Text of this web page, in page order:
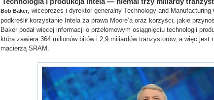
Bob Baker, wiceprezes i dyrektor generalny Technology and
podkreślił korzystanie Intela za prawa Moore’a oraz korzyści, jakie
Baker podał więcej informacji o przełomowym osiągnięciu technologii
która zawiera 364 milionów bitów i 2,9 miliardów tranzystorów, a więc jest
macierzą SRAM.